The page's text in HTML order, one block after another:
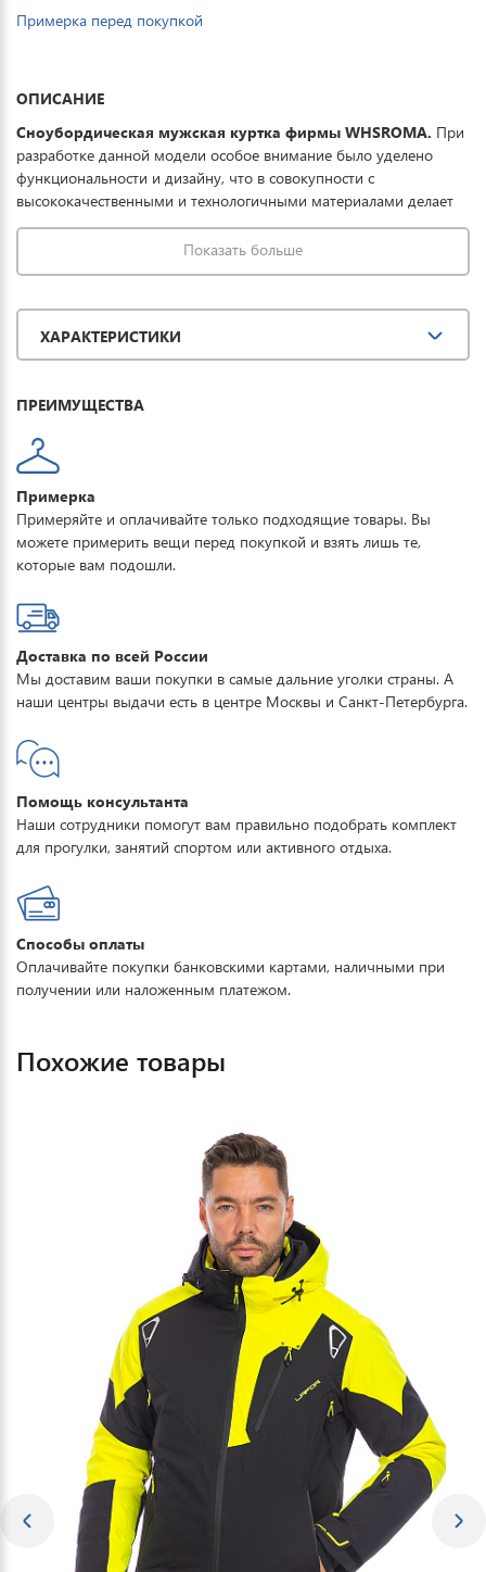
Примерка перед покупкой
ОПИСАНИЕ
Сноубордическая мужская куртка фирмы WHSROMA. При
разработке данной модели особое внимание было уделено
функциональности и дизайну, что в совокупности с
высококачественными и технологичными материалами делает
данную куртку отличным выбором для комфортного отдыха в
горах и на прогулке. Ткань обработана водоотталкивающей
пропиткой снаружи и антибактериальной
превосходную защиту при мокром снеге или ледяном дожде и
оперативно отводит влагу от тела наружу, сохраняя тепло и
комфорт. Купить сноубордическую куртку мужскую WHSROMA
прогулок.
Показать больше
ХАРАКТЕРИСТИКИ
ПРЕИМУЩЕСТВА
Примерка
Примеряйте и оплачивайте только подходящие товары. Вы
можете примерить вещи перед покупкой и взять лишь те,
которые вам подошли.
Доставка по всей России
Мы доставим ваши покупки в самые дальние уголки страны. А
наши центры выдачи есть в центре Москвы и Санкт-Петербурга.
Помощь консультанта
Наши сотрудники помогут вам правильно подобрать комплект
для прогулки, занятий спортом или активного отдыха.
Способы оплаты
Оплачивайте покупки банковскими картами, наличными при
получении или наложенным платежом.
Похожие товары